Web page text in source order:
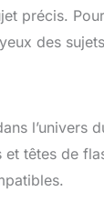
précis.
des
l’univers
têtes de